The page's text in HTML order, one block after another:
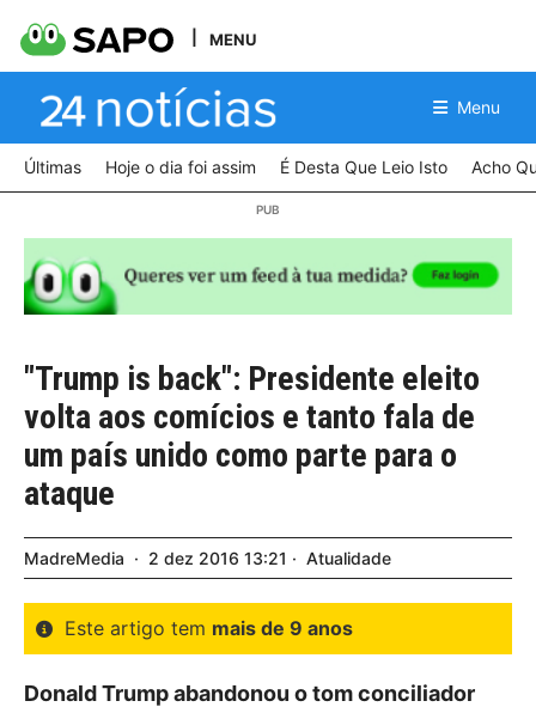
MENU
Menu
Últimas Hoje o dia foi assim É Desta Que Leio Isto Acho
"Trump is back": Presidente eleito
volta aos comícios e tanto fala de
um país unido como parte para o
ataque
MadreMedia 2 dez 2016 13:21 Atualidade
Este artigo tem mais de 9 anos
Donald Trump abandonou o tom conciliador